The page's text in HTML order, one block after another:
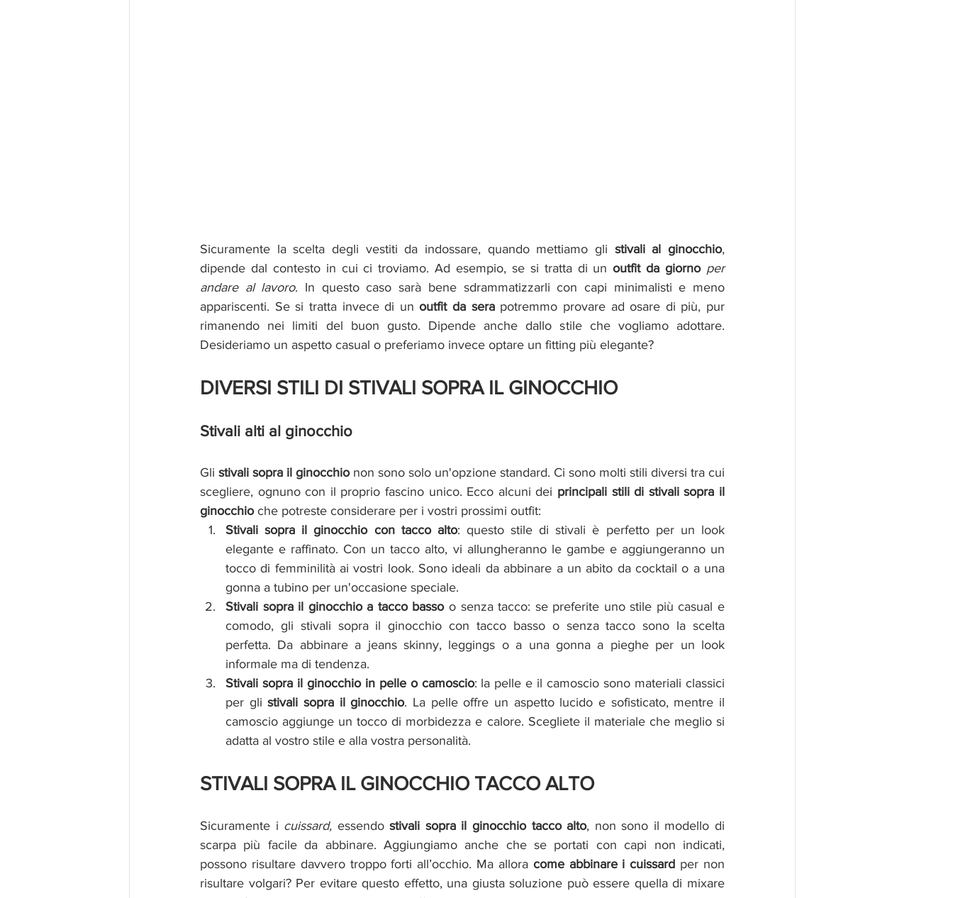
Sicuramente la scelta degli vestiti da indossare, quando mettiamo gli stivali al ginocchio,
dipende dal contesto in cui ci troviamo. Ad esempio, se si tratta di un outfit da giorno per
andare al lavoro. In questo caso sarà bene sdrammatizzarli con capi minimalisti e meno
appariscenti. Se si tratta invece di un outfit da sera potremmo provare ad osare di più, pur
rimanendo nei limiti del buon gusto. Dipende anche dallo stile che vogliamo adottare.
Desideriamo un aspetto casual o preferiamo invece optare un fitting più elegante?
DIVERSI STILI DI STIVALI SOPRA IL GINOCCHIO
Stivali alti al ginocchio
Gli stivali sopra il ginocchio non sono solo un'opzione standard. Ci sono molti stili diversi tra cui
scegliere, ognuno con il proprio fascino unico. Ecco alcuni dei principali stili di stivali sopra il
ginocchio che potreste considerare per i vostri prossimi outfit:
Stivali sopra il ginocchio con tacco alto: questo stile di stivali è perfetto per un look
elegante e raffinato. Con un tacco alto, vi allungheranno le gambe e aggiungeranno un
tocco di femminilità ai vostri look. Sono ideali da abbinare a un abito da cocktail o a una
gonna a tubino per un'occasione speciale.
Stivali sopra il ginocchio a tacco basso o senza tacco: se preferite uno stile più casual e
comodo, gli stivali sopra il ginocchio con tacco basso o senza tacco sono la scelta
perfetta. Da abbinare a jeans skinny, leggings o a una gonna a pieghe per un look
informale ma di tendenza.
Stivali sopra il ginocchio in pelle o camoscio: la pelle e il camoscio sono materiali classici
per gli stivali sopra il ginocchio. La pelle offre un aspetto lucido e sofisticato, mentre il
camoscio aggiunge un tocco di morbidezza e calore. Scegliete il materiale che meglio si
adatta al vostro stile e alla vostra personalità.
STIVALI SOPRA IL GINOCCHIO TACCO ALTO
Sicuramente i cuissard, essendo stivali sopra il ginocchio tacco alto, non sono il modello di
scarpa più facile da abbinare. Aggiungiamo anche che se portati con capi non indicati,
possono risultare davvero troppo forti all’occhio. Ma allora come abbinare i cuissard per non
risultare volgari? Per evitare questo effetto, una giusta soluzione può essere quella di mixare